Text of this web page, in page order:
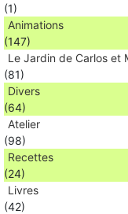
(1)
Animations
(147)
Le Jardin de Carlos et
(81)
Divers
(64)
Atelier
(98)
Recettes
(24)
Livres
(42)